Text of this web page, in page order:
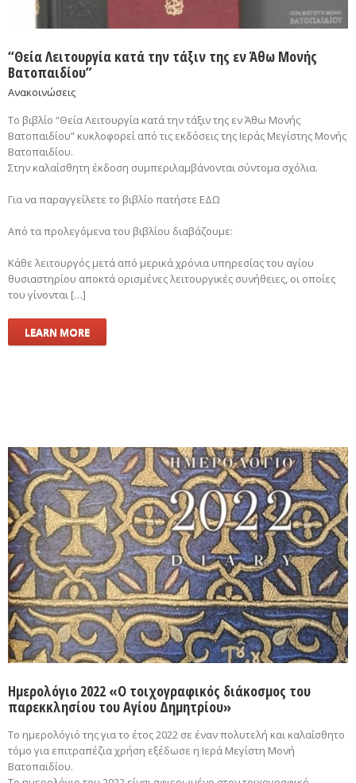
“Θεία Λειτουργία κατά την τάξιν της εν Άθω Μονής
Βατοπαιδίου”
Ανακοινώσεις
Το βιβλίο “Θεία Λειτουργία κατά την τάξιν της εν Άθω Μονής
Βατοπαιδίου” κυκλοφορεί από τις εκδόσεις της Ιεράς Μεγίστης Μονής
Βατοπαιδίου.
Στην καλαίσθητη έκδοση συμπεριλαμβάνονται σύντομα σχόλια.
Για να παραγγείλετε το βιβλίο πατήστε ΕΔΩ
Από τα προλεγόμενα του βιβλίου διαβάζουμε:
Κάθε λειτουργός μετά από μερικά χρόνια υπηρεσίας του αγίου
θυσιαστηρίου αποκτά ορισμένες λειτουργικές συνήθειες, οι οποίες
του γίνονται […]
LEARN MORE
Ημερολόγιο 2022 «Ο τοιχογραφικός διάκοσμος του
παρεκκλησίου του Αγίου Δημητρίου»
Το ημερολόγιό της για το έτος 2022 σε έναν πολυτελή και καλαίσθητο
τόμο για επιτραπέζια χρήση εξέδωσε η Ιερά Μεγίστη Μονή
Βατοπαιδίου.